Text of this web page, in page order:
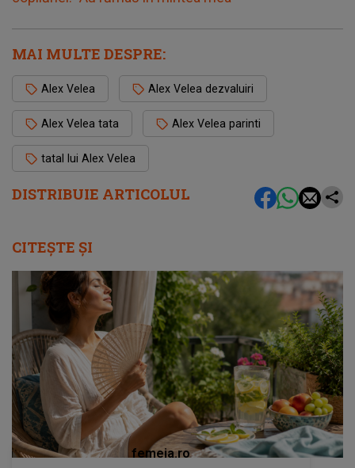
DISTRIBUIE ARTICOLUL
MAI MULTE DESPRE:
Alex Velea Alex Velea dezvaluiri
Alex Velea tata Alex Velea parinti
tatal lui Alex Velea
CITEȘTE ȘI
femeia.ro